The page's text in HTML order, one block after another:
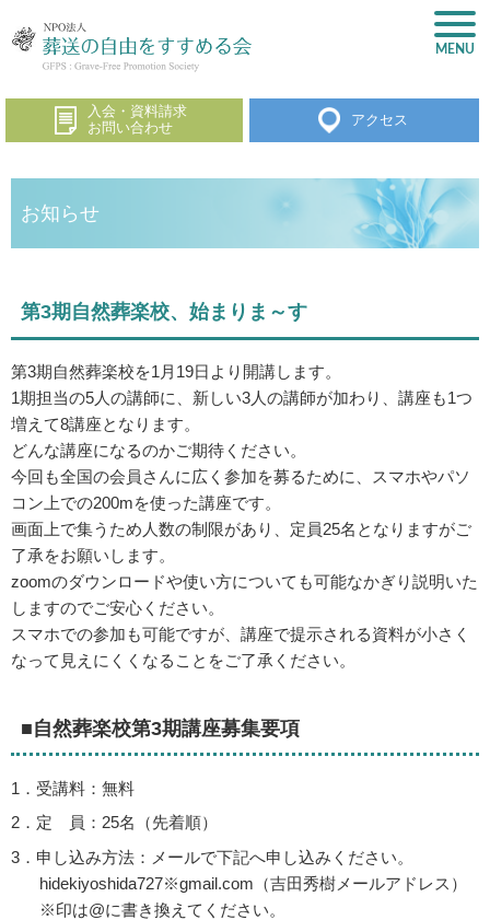
入会・資料請求
お問い合わせ
アクセス
お知らせ
第3期自然葬楽校、始まりま～す
第3期自然葬楽校を1月19日より開講します。
1期担当の5人の講師に、新しい3人の講師が加わり、講座も1つ
増えて8講座となります。
どんな講座になるのかご期待ください。
今回も全国の会員さんに広く参加を募るために、スマホやパソ
コン上での200mを使った講座です。
画面上で集うため人数の制限があり、定員25名となりますがご
了承をお願いします。
zoomのダウンロードや使い方についても可能なかぎり説明いた
しますのでご安心ください。
スマホでの参加も可能ですが、講座で提示される資料が小さく
なって見えにくくなることをご了承ください。
■自然葬楽校第3期講座募集要項
1．受講料：無料
2．定 員：25名（先着順）
3．申し込み方法：メールで下記へ申し込みください。
hidekiyoshida727※gmail.com（吉田秀樹メールアドレス）
※印は@に書き換えてください。